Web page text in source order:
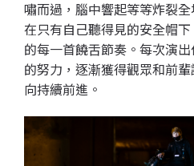
嘯而過，腦中響起等等炸裂全
在只有自己聽得見的安全帽
的每一首饒舌節奏。每次演
的努力，逐漸獲得觀眾和前
向持續前進。